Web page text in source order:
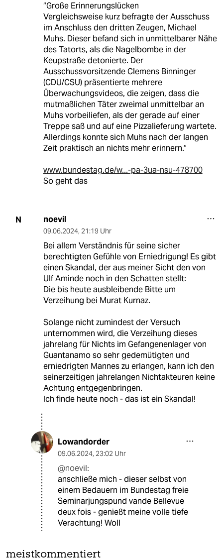
“Große Erinnerungslücken
Vergleichsweise kurz befragte der Ausschuss
im Anschluss den dritten Zeugen, Michael
Muhs. Dieser befand sich in unmittelbarer Nähe
des Tatorts, als die Nagelbombe in der
Keupstraße detonierte. Der
Ausschussvorsitzende Clemens Binninger
(CDU/CSU) präsentierte mehrere
Überwachungsvideos, die zeigen, dass die
mutmaßlichen Täter zweimal unmittelbar an
Muhs vorbeiliefen, als der gerade auf einer
Treppe saß und auf eine Pizzalieferung wartete.
Allerdings konnte sich Muhs nach der langen
Zeit praktisch an nichts mehr erinnern.“
www.bundestag.de/w...-pa-3ua-nsu-478700
So geht das
N noevil
09.06.2024, 21:19 Uhr
Bei allem Verständnis für seine sicher
berechtigten Gefühle von Erniedrigung! Es gibt
einen Skandal, der aus meiner Sicht den von
Ulf Aminde noch in den Schatten stellt:
Die bis heute ausbleibende Bitte um
Verzeihung bei Murat Kurnaz.
Solange nicht zumindest der Versuch
unternommen wird, die Verzeihung dieses
jahrelang für Nichts im Gefangenenlager von
Guantanamo so sehr gedemütigten und
erniedrigten Mannes zu erlangen, kann ich den
seinerzeitigen jahrelangen Nichtakteuren keine
Achtung entgegenbringen.
Ich finde heute noch - das ist ein Skandal!
Lowandorder
09.06.2024, 23:02 Uhr
@noevil:
anschließe mich - dieser selbst von
einem Bedauern im Bundestag freie
Seminarjungspund vande Bellevue
deux fois - genießt meine volle tiefe
Verachtung! Woll
meistkommentiert